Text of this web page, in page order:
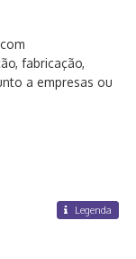
fabricação,
a empresas ou
Legenda